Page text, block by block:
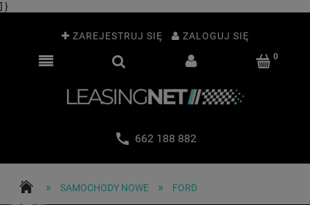
] }
ZAREJESTRUJ SIĘ ZALOGUJ SIĘ
662 188 882
» SAMOCHODY NOWE » FORD